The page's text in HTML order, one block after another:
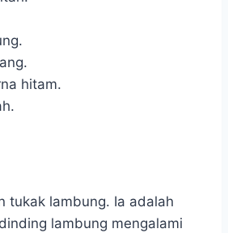
hitam.
tukak lambung. Ia adalah
lambung mengalami